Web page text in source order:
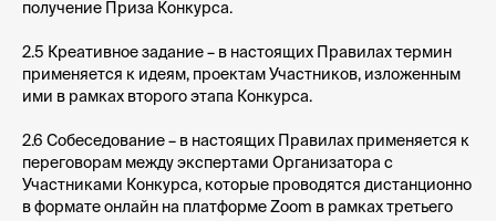
получение Приза Конкурса.
2.5 Креативное задание – в настоящих Правилах термин
применяется к идеям, проектам Участников, изложенным
ими в рамках второго этапа Конкурса.
2.6 Собеседование – в настоящих Правилах применяется к
переговорам между экспертами Организатора с
Участниками Конкурса, которые проводятся дистанционно
в формате онлайн на платформе Zoom в рамках третьего